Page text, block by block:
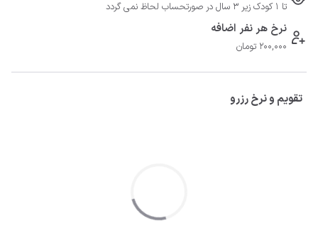
تا 1 کودک زیر 3 سال در صورتحساب لحاظ نمی گردد
نرخ هر نفر اضافه
200,000 تومان
تقویم و نرخ رزرو